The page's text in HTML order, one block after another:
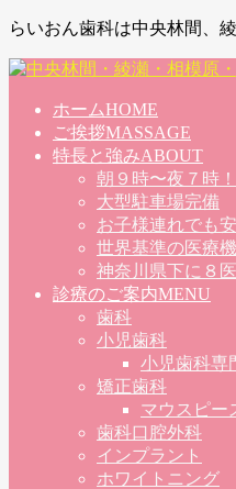
らいおん歯科は中央林間、
ホームHOME
ご挨拶MASSAGE
特長と強みABOUT
朝９時〜夜７時
大型駐車場完備
お子様連れでも
世界基準の医療
神奈川県下に８
診療のご案内MENU
歯科
小児歯科
小児歯科専
矯正歯科
マウスピー
歯科口腔外科
インプラント
ホワイトニング